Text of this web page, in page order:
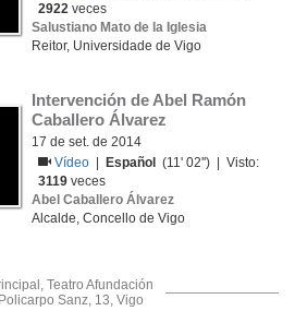
2922 veces
Salustiano Mato de la Iglesia
Reitor, Universidade de Vigo
Intervención de Abel Ramón
Caballero Álvarez
17 de set. de 2014
Vídeo
Español
(11' 02'') | Visto:
3119 veces
Abel Caballero Álvarez
Alcalde, Concello de Vigo
Teatro Afundación
Sanz, 13, Vigo